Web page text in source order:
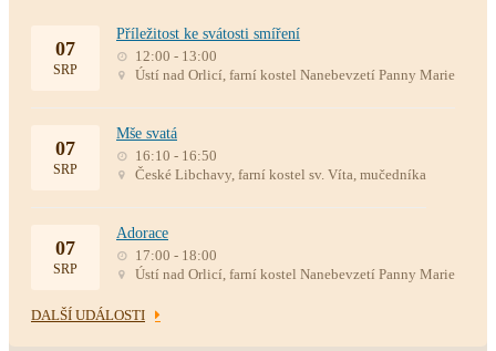
07
SRP
Příležitost ke svátosti smíření
12:00 - 13:00
Ústí nad Orlicí, farní kostel Nanebevzetí Panny Marie
07
SRP
Mše svatá
16:10 - 16:50
České Libchavy, farní kostel sv. Víta, mučedníka
07
SRP
Adorace
17:00 - 18:00
Ústí nad Orlicí, farní kostel Nanebevzetí Panny Marie
DALŠÍ UDÁLOSTI